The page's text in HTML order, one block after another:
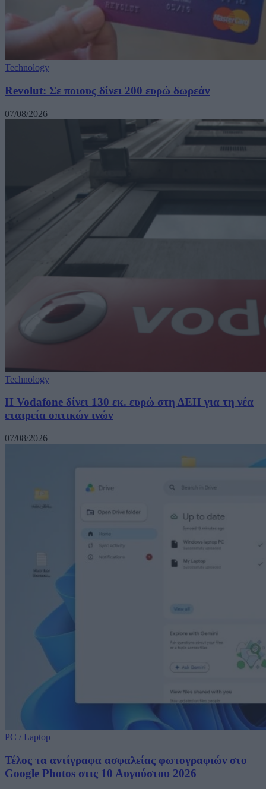
Technology
Revolut: Σε ποιους δίνει 200 ευρώ δωρεάν
07/08/2026
Technology
H Vodafone δίνει 130 εκ. ευρώ στη ΔΕΗ για τη νέα
εταιρεία οπτικών ινών
07/08/2026
PC / Laptop
Τέλος τα αντίγραφα ασφαλείας φωτογραφιών στο
Google Photos στις 10 Αυγούστου 2026